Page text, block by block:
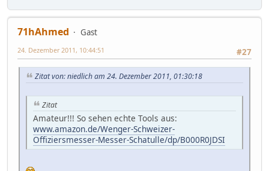
71hAhmed
Gast
#27
24. Dezember 2011, 10:44:51
Zitat von: niedlich am 24. Dezember 2011, 01:30:18
Zitat
Amateur!!! So sehen echte Tools aus:
www.amazon.de/Wenger-Schweizer-
Offiziersmesser-Messer-Schatulle/dp/B000R0JDSI